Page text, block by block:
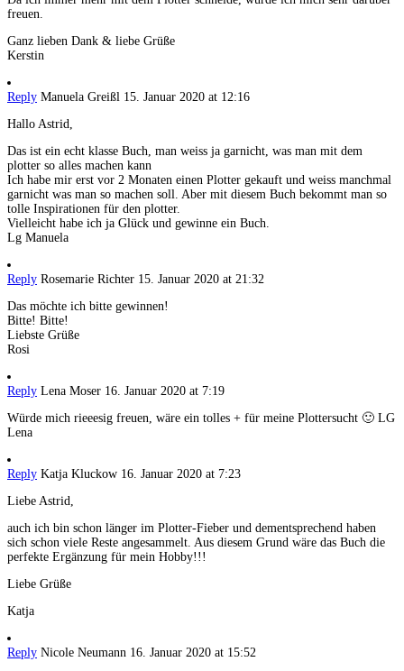
freuen.
Ganz lieben Dank & liebe Grüße
Kerstin
Reply Manuela Greißl 15. Januar 2020 at 12:16
Hallo Astrid,
Das ist ein echt klasse Buch, man weiss ja garnicht, was man mit dem
plotter so alles machen kann
Ich habe mir erst vor 2 Monaten einen Plotter gekauft und weiss manchmal
garnicht was man so machen soll. Aber mit diesem Buch bekommt man so
tolle Inspirationen für den plotter.
Vielleicht habe ich ja Glück und gewinne ein Buch.
Lg Manuela
Reply Rosemarie Richter 15. Januar 2020 at 21:32
Das möchte ich bitte gewinnen!
Bitte! Bitte!
Liebste Grüße
Rosi
Reply Lena Moser 16. Januar 2020 at 7:19
Würde mich rieeesig freuen, wäre ein tolles + für meine Plottersucht 🙂 LG
Lena
Reply Katja Kluckow 16. Januar 2020 at 7:23
Liebe Astrid,
auch ich bin schon länger im Plotter-Fieber und dementsprechend haben
sich schon viele Reste angesammelt. Aus diesem Grund wäre das Buch die
perfekte Ergänzung für mein Hobby!!!
Liebe Grüße
Katja
Reply Nicole Neumann 16. Januar 2020 at 15:52